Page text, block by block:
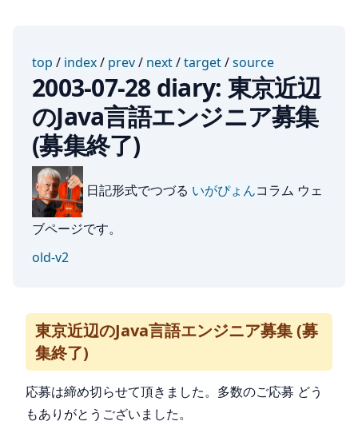
top / index/ prev/ next/target/source
2003-07-28 diary: 東京近辺
のJava言語エンジニア募集
(募集終了)
日記形式でつづる いがぴょんコラム ウェ
ブページです。
old-v2
東京近辺のJava言語エンジニア募集 (募
集終了)
応募は締め切らせて頂きました。多数のご応募 どう
もありがとうございました。